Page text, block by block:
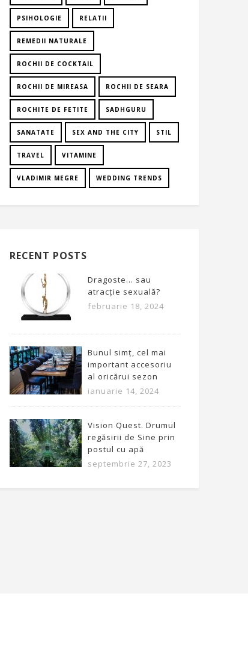
PSIHOLOGIE RELATII
REMEDII NATURALE
ROCHII DE COCKTAIL
ROCHII DE MIREASA ROCHII DE SEARA
ROCHITE DE FETITE SADHGURU
SANATATE SEX AND THE CITY STIL
TRAVEL VITAMINE
VLADIMIR MEGRE WEDDING TRENDS
RECENT POSTS
Dragoste… sau
atracție sexuală?
februarie 18, 2024
Bunul simț, cel mai
important accesoriu
al oricărui sezon
ianuarie 14, 2024
Vision Quest. Drumul
regăsirii de Sine prin
postul cu apă
septembrie 27, 2023